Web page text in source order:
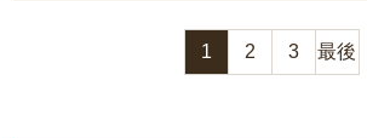
1 2 3 最後